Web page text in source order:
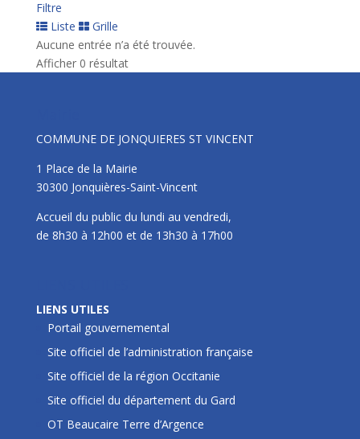
Filtre
Liste
Grille
Aucune entrée n’a été trouvée.
Afficher 0 résultat
COMMUNE DE JONQUIERES ST VINCENT
1 Place de la Mairie
30300 Jonquières-Saint-Vincent
Accueil du public du lundi au vendredi,
de 8h30 à 12h00 et de 13h30 à 17h00
LIENS UTILES
Portail gouvernemental
Site officiel de l’administration française
Site officiel de la région Occitanie
Site officiel du département du Gard
OT Beaucaire Terre d’Argence